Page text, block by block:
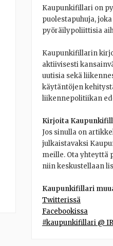
Kaupunkifillari on
puolestapuhuja,
pyöräilypoliittisia
Kaupunkifillarin
aktiivisesti
uutisia sekä
käytäntöjen
liikennepolitiikan
Kirjoita
Jos sinulla on
julkaistavaksi
meille. Ota yhteyttä
niin keskustellaan
Kaupunkifillari
Twitterissä
Facebookissa
#kaupunkifillari @